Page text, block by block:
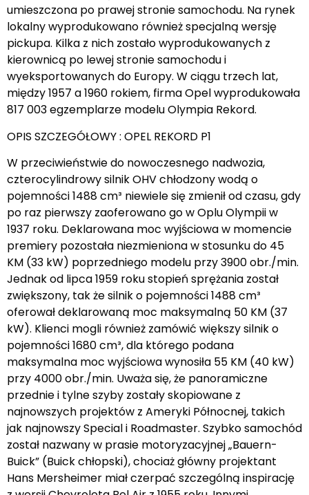
umieszczona po prawej stronie samochodu. Na rynek
lokalny wyprodukowano również specjalną wersję
pickupa. Kilka z nich zostało wyprodukowanych z
kierownicą po lewej stronie samochodu i
wyeksportowanych do Europy. W ciągu trzech lat,
między 1957 a 1960 rokiem, firma Opel wyprodukowała
817 003 egzemplarze modelu Olympia Rekord.
OPIS SZCZEGÓŁOWY : OPEL REKORD P1
W przeciwieństwie do nowoczesnego nadwozia,
czterocylindrowy silnik OHV chłodzony wodą o
pojemności 1488 cm³ niewiele się zmienił od czasu, gdy
po raz pierwszy zaoferowano go w Oplu Olympii w
1937 roku. Deklarowana moc wyjściowa w momencie
premiery pozostała niezmieniona w stosunku do 45
KM (33 kW) poprzedniego modelu przy 3900 obr./min.
Jednak od lipca 1959 roku stopień sprężania został
zwiększony, tak że silnik o pojemności 1488 cm³
oferował deklarowaną moc maksymalną 50 KM (37
kW). Klienci mogli również zamówić większy silnik o
pojemności 1680 cm³, dla którego podana
maksymalna moc wyjściowa wynosiła 55 KM (40 kW)
przy 4000 obr./min. Uważa się, że panoramiczne
przednie i tylne szyby zostały skopiowane z
najnowszych projektów z Ameryki Północnej, takich
jak najnowszy Special i Roadmaster. Szybko samochód
został nazwany w prasie motoryzacyjnej „Bauern-
Buick” (Buick chłopski), chociaż główny projektant
Hans Mersheimer miał czerpać szczególną inspirację